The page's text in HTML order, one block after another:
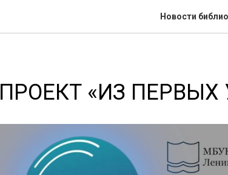
Новости
ПРОЕКТ «ИЗ ПЕРВЫХ